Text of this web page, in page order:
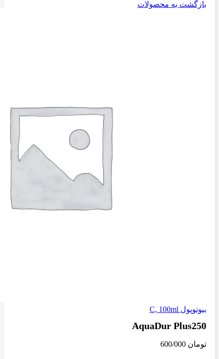
بازگشت به محصولات
بیوتوپول C, 100ml
AquaDur Plus250
تومان